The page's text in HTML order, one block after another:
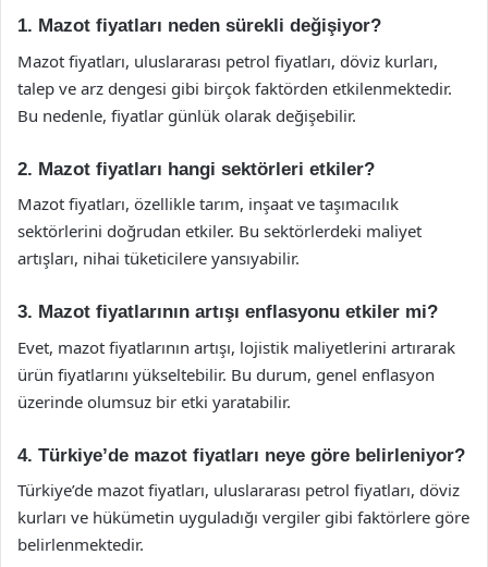
1. Mazot fiyatları neden sürekli değişiyor?
Mazot fiyatları, uluslararası petrol fiyatları, döviz kurları,
talep ve arz dengesi gibi birçok faktörden etkilenmektedir.
Bu nedenle, fiyatlar günlük olarak değişebilir.
2. Mazot fiyatları hangi sektörleri etkiler?
Mazot fiyatları, özellikle tarım, inşaat ve taşımacılık
sektörlerini doğrudan etkiler. Bu sektörlerdeki maliyet
artışları, nihai tüketicilere yansıyabilir.
3. Mazot fiyatlarının artışı enflasyonu etkiler mi?
Evet, mazot fiyatlarının artışı, lojistik maliyetlerini artırarak
ürün fiyatlarını yükseltebilir. Bu durum, genel enflasyon
üzerinde olumsuz bir etki yaratabilir.
4. Türkiye’de mazot fiyatları neye göre belirleniyor?
Türkiye’de mazot fiyatları, uluslararası petrol fiyatları, döviz
kurları ve hükümetin uyguladığı vergiler gibi faktörlere göre
belirlenmektedir.